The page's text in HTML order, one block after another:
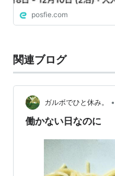
posfie.com
関連ブログ
ガルボでひと休み。 •
働かない日なのに